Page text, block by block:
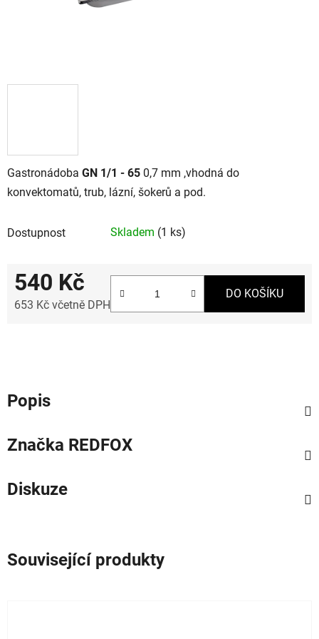
Gastronádoba GN 1/1 - 65 0,7 mm ,vhodná do
konvektomatů, trub, lázní, šokerů a pod.
Dostupnost Skladem (1 ks)
540 Kč
653 Kč včetně DPH
DO KOŠÍKU
Popis
Značka REDFOX
Diskuze
Související produkty